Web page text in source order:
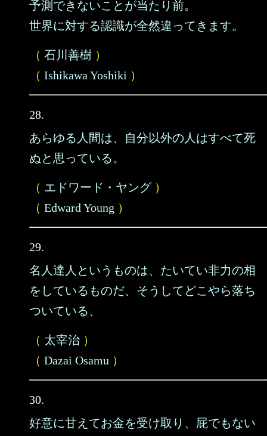
予測できないことが当たり前。
世界に対する認識が全然違ってきます。
（ 石川善樹 ）
（ Ishikawa Yoshiki ）
28.
あらゆる人間は、自分以外の人はすべて死
ぬと思っている。
（ エドワード・ヤング）
（ Edward Young ）
29.
名人達人というものは、たいてい非力の相
をしているものだ、そうしてどこやら落ち
ついている、
（ 太宰治 ）
（ Dazai Osamu ）
30.
好意に甘えてお金を受け取り、屁でもない